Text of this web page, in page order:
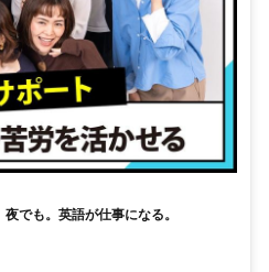
でも。英語が仕事になる。